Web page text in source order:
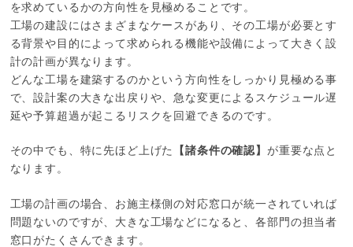
を求めているかの方向性を見極めることです。
工場の建設にはさまざまなケースがあり、その工場が必要とす
る背景や目的によって求められる機能や設備によって大きく設
計の計画が異なります。
どんな工場を建築するのかという方向性をしっかり見極める事
で、設計案の大きな出戻りや、急な変更によるスケジュール遅
延や予算超過が起こるリスクを回避できるのです。
その中でも、特に先ほど上げた 【諸条件の確認】が重要な点と
なります。
工場の計画の場合、お施主様側の対応窓口が統一されていれば
問題ないのですが、大きな工場などになると、各部門の担当者
窓口がたくさんできます。